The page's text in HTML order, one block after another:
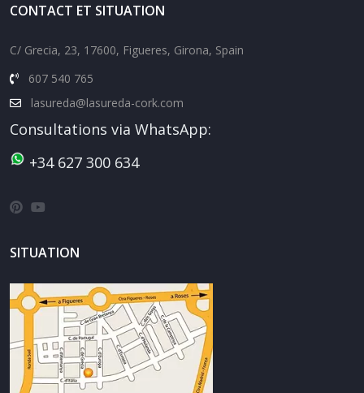
CONTACT ET SITUATION
C/ Grecia, 23, 17600, Figueres, Girona, Spain
607 540 765
lasureda@lasureda-cork.com
Consultations via WhatsApp:
+34 627 300 634
SITUATION